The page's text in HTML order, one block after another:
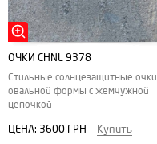
ОЧКИ CHNL 9378
Стильные солнцезащитные очки
овальной формы с жемчужной
цепочкой
ЦЕНА: 3600 ГРН Купить